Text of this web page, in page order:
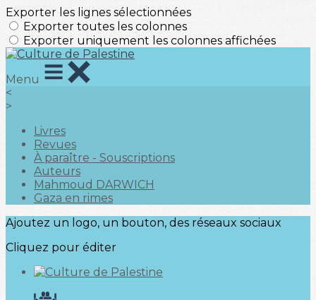
Exporter les lignes sélectionnées
Exporter toutes les colonnes
Exporter uniquement les colonnes affichées
Menu
<
>
Livres
Revues
À paraître - Souscriptions
Auteurs
Mahmoud DARWICH
Gaza en rimes
Ajoutez un logo, un bouton, des réseaux sociaux
Cliquez pour éditer